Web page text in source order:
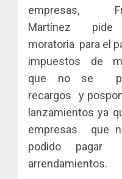
empresas,
Martínez
moratoria para el
impuestos de
que no se
recargos y
lanzamientos ya
empresas que
podido
arrendamientos.